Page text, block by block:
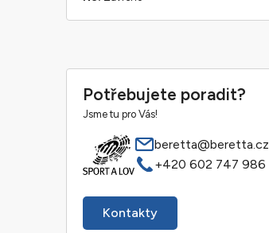
Potřebujete poradit?
Jsme tu pro Vás!
beretta@beretta.cz
+420 602 747 986
Kontakty